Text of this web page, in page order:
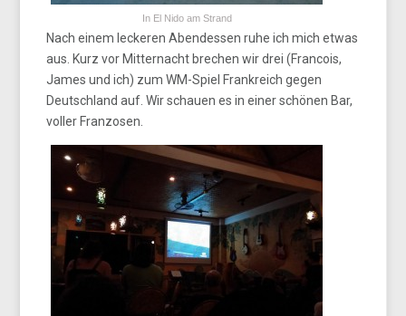
In El Nido am Strand
Nach einem leckeren Abendessen ruhe ich mich etwas
aus. Kurz vor Mitternacht brechen wir drei (Francois,
James und ich) zum WM-Spiel Frankreich gegen
Deutschland auf. Wir schauen es in einer schönen Bar,
voller Franzosen.